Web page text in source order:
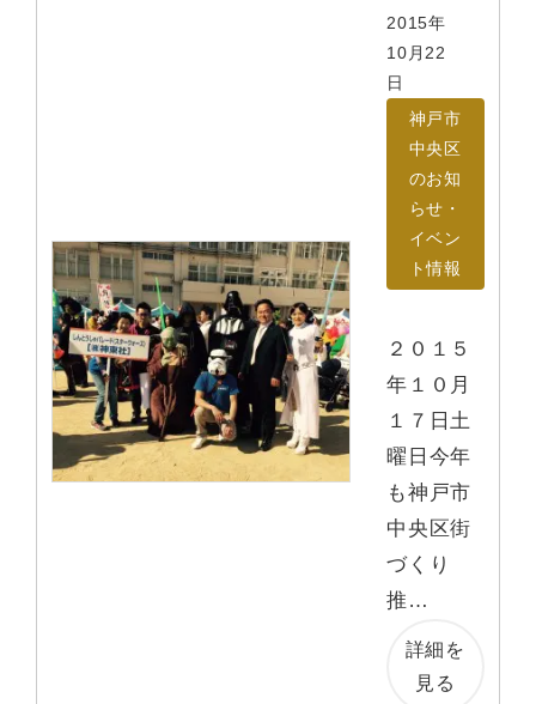
2015年
10月22
日
神戸市
中央区
のお知
らせ・
イベン
ト情報
２０１５
年１０月
１７日土
曜日今年
も神戸市
中央区街
づくり
推…
詳細を
見る